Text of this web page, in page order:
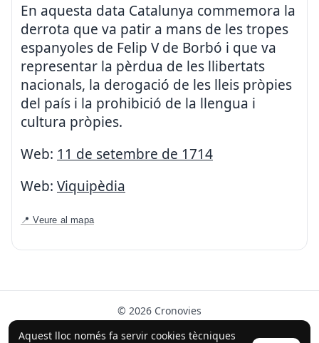
Aquest lloc només fa servir cookies tècniques
En aquesta data Catalunya commemora la
derrota que va patir a mans de les tropes
espanyoles de Felip V de Borbó i que va
representar la pèrdua de les llibertats
nacionals, la derogació de les lleis pròpies
del país i la prohibició de la llengua i
cultura pròpies.
Web: 11 de setembre de 1714
Web: Viquipèdia
📍 Veure al mapa
© 2026 Cronovies
Història als carrers · Desenvolupat amb l’ajuda de la IA